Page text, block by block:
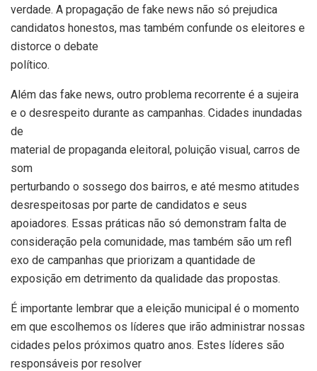
verdade. A propagação de fake news não só prejudica
candidatos honestos, mas também confunde os eleitores e
distorce o debate
político.
Além das fake news, outro problema recorrente é a sujeira
e o desrespeito durante as campanhas. Cidades inundadas
de
material de propaganda eleitoral, poluição visual, carros de
som
perturbando o sossego dos bairros, e até mesmo atitudes
desrespeitosas por parte de candidatos e seus
apoiadores. Essas práticas não só demonstram falta de
consideração pela comunidade, mas também são um refl
exo de campanhas que priorizam a quantidade de
exposição em detrimento da qualidade das propostas.
É importante lembrar que a eleição municipal é o momento
em que escolhemos os líderes que irão administrar nossas
cidades pelos próximos quatro anos. Estes líderes são
responsáveis por resolver